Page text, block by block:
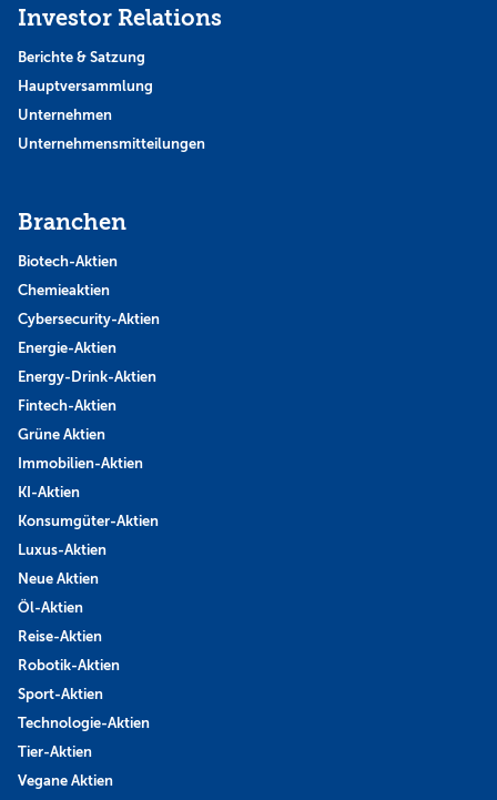
Investor Relations
Berichte & Satzung
Hauptversammlung
Unternehmen
Unternehmensmitteilungen
Branchen
Biotech-Aktien
Chemieaktien
Cybersecurity-Aktien
Energie-Aktien
Energy-Drink-Aktien
Fintech-Aktien
Grüne Aktien
Immobilien-Aktien
KI-Aktien
Konsumgüter-Aktien
Luxus-Aktien
Neue Aktien
Öl-Aktien
Reise-Aktien
Robotik-Aktien
Sport-Aktien
Technologie-Aktien
Tier-Aktien
Vegane Aktien